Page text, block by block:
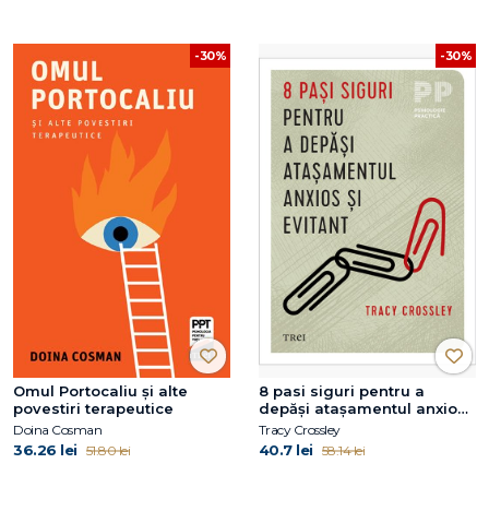
-30%
Omul Portocaliu și alte
povestiri terapeutice
Doina Cosman
36.26 lei 51.80 lei
-30%
8 pasi siguri pentru a
depăși atașamentul anxios
și evitant
Tracy Crossley
40.7 lei 58.14 lei